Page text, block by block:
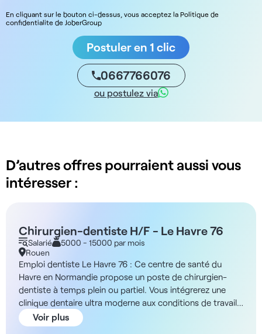
En cliquant sur le bouton ci-dessus, vous acceptez la Politique de
confidentialite de JoberGroup
Postuler en 1 clic
0667766076
ou postulez via
D’autres offres pourraient aussi vous
intéresser :
Chirurgien-dentiste H/F - Le Havre 76
Salarié
5000 - 15000 par mois
Rouen
Emploi dentiste Le Havre 76 : Ce centre de santé du
Havre en Normandie propose un poste de chirurgien-
dentiste à temps plein ou partiel. Vous intégrerez une
clinique dentaire ultra moderne aux conditions de travail
optimales : rémunération entre 28 et 30% brut/mois,
planning rempli, patientèle bien mutualisée... Bénéficiez
Voir plus